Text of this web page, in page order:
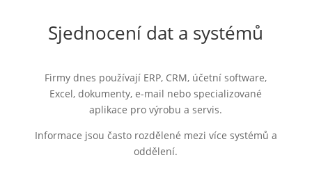
Sjednocení dat a systémů
Firmy dnes používají ERP, CRM, účetní software,
Excel, dokumenty, e-mail nebo specializované
aplikace pro výrobu a servis.
Informace jsou často rozdělené mezi více systémů a
oddělení.